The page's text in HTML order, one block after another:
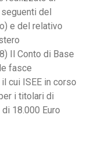
del
e del relativo
Il Conto di Base
fasce
cui ISEE in corso
i titolari di
18.000 Euro